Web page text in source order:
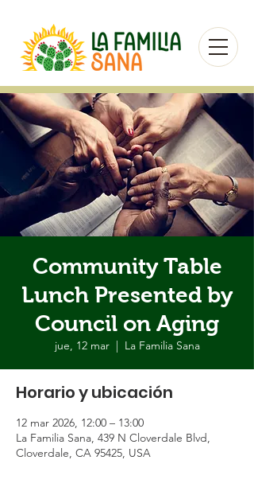
Community Table
Lunch Presented by
Council on Aging
jue, 12 mar
  |
La Familia Sana
Horario y ubicación
12 mar 2026, 12:00 – 13:00
La Familia Sana, 439 N Cloverdale Blvd,
Cloverdale, CA 95425, USA